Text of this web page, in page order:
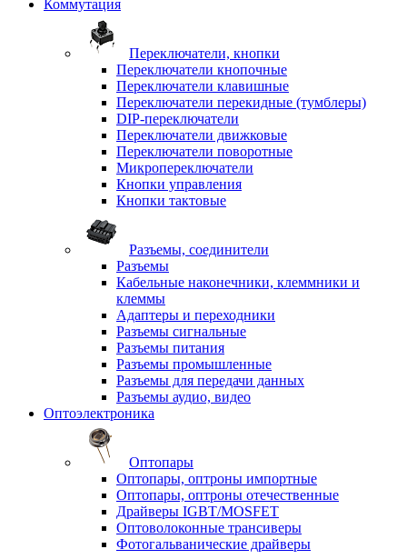
Коммутация
Переключатели, кнопки
Переключатели кнопочные
Переключатели клавишные
Переключатели перекидные (тумблеры)
DIP-переключатели
Переключатели движковые
Переключатели поворотные
Микропереключатели
Кнопки управления
Кнопки тактовые
Разъемы, соединители
Разъемы
Кабельные наконечники, клеммники и
клеммы
Адаптеры и переходники
Разъемы сигнальные
Разъемы питания
Разъемы промышленные
Разъемы для передачи данных
Разъемы аудио, видео
Оптоэлектроника
Оптопары
Оптопары, оптроны импортные
Оптопары, оптроны отечественные
Драйверы IGBT/MOSFET
Оптоволоконные трансиверы
Фотогальванические драйверы